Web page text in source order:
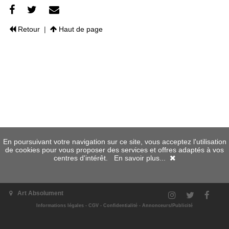
Retour| Haut de page
Art Absolument
Informations légales - CGV - Confidentialité - Annonceurs/Publicité
En poursuivant votre navigation sur ce site, vous acceptez l'utilisation
de cookies pour vous proposer des services et offres adaptés à vos
centres d'intérêt. En savoir plus...